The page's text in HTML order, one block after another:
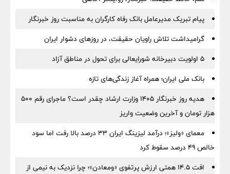
پیام تبریک مدیرعامل بانک رفاه کارگران به مناسبت روز خبرنگار
گرامیداشت تلاش راویان حقیقت، در روزهای دشوار ایران
5 اولویت دبیرخانه شورایعالی برای تحول در مناطق آزاد
بانک ملی ایران؛ همراه آغاز زندگی‌های تازه
هدیه روز خبرنگار ۱۴۰۵ وزارت ارشاد چقدر است؟ ماجرای رقم ۵۰۰
هزار تومان و آخرین وضعیت واریز
معمای «ولیز»؛ درآمد لیزینگ ایران ۳۳ درصد بالا رفت اما سود
خالص ۴۹ درصد سقوط کرد
افت ۱۴.۵ همتی ارزش پرتفوی «ومعادن»؛ چرا نزدیک به نیمی از